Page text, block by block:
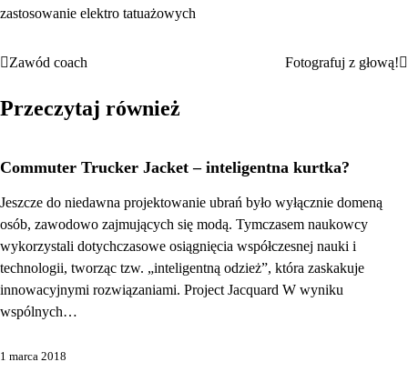
zastosowanie elektro tatuażowych
Nawigacja
wpisu
Zawód coach Fotografuj z głową!
Przeczytaj również
Commuter Trucker Jacket – inteligentna kurtka?
Jeszcze do niedawna projektowanie ubrań było wyłącznie domeną
osób, zawodowo zajmujących się modą. Tymczasem naukowcy
wykorzystali dotychczasowe osiągnięcia współczesnej nauki i
technologii, tworząc tzw. „inteligentną odzież”, która zaskakuje
innowacyjnymi rozwiązaniami. Project Jacquard W wyniku
wspólnych…
1 marca 2018